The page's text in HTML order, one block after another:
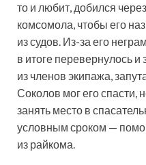
то и любит, добился
комсомола, чтобы его
из судов. Из-за его
в итоге перевернулось и
из членов экипажа,
Соколов мог его спасти,
занять место в
условным сроком —
из райкома.